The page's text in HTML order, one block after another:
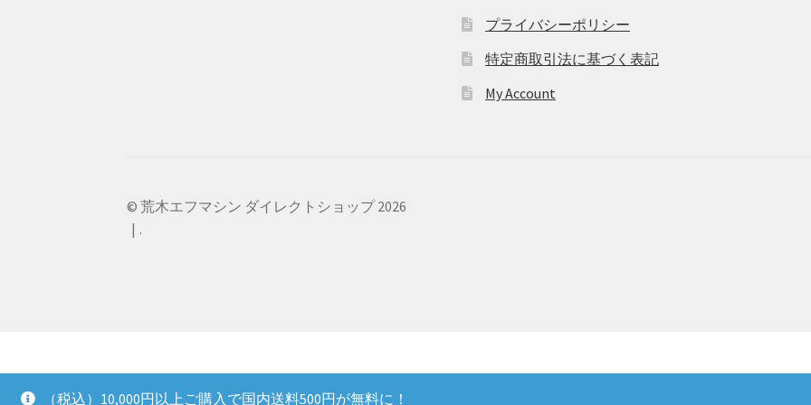
プライバシーポリシー
特定商取引法に基づく表記
My Account
© 荒木エフマシン ダイレクトショップ 2026
.
（税込）10,000円以上ご購入で国内送料500円が無料に！